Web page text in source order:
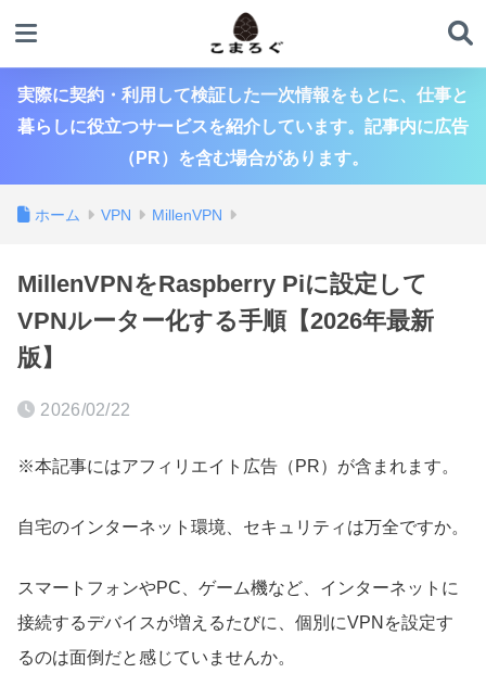
実際に契約・利用して検証した一次情報をもとに、仕事と
暮らしに役立つサービスを紹介しています。記事内に広告
（PR）を含む場合があります。
ホーム VPN MillenVPN
MillenVPNをRaspberry Piに設定して
VPNルーター化する手順【2026年最新
版】
2026/02/22
※本記事にはアフィリエイト広告（PR）が含まれます。
自宅のインターネット環境、セキュリティは万全ですか。
スマートフォンやPC、ゲーム機など、インターネットに
接続するデバイスが増えるたびに、個別にVPNを設定す
るのは面倒だと感じていませんか。